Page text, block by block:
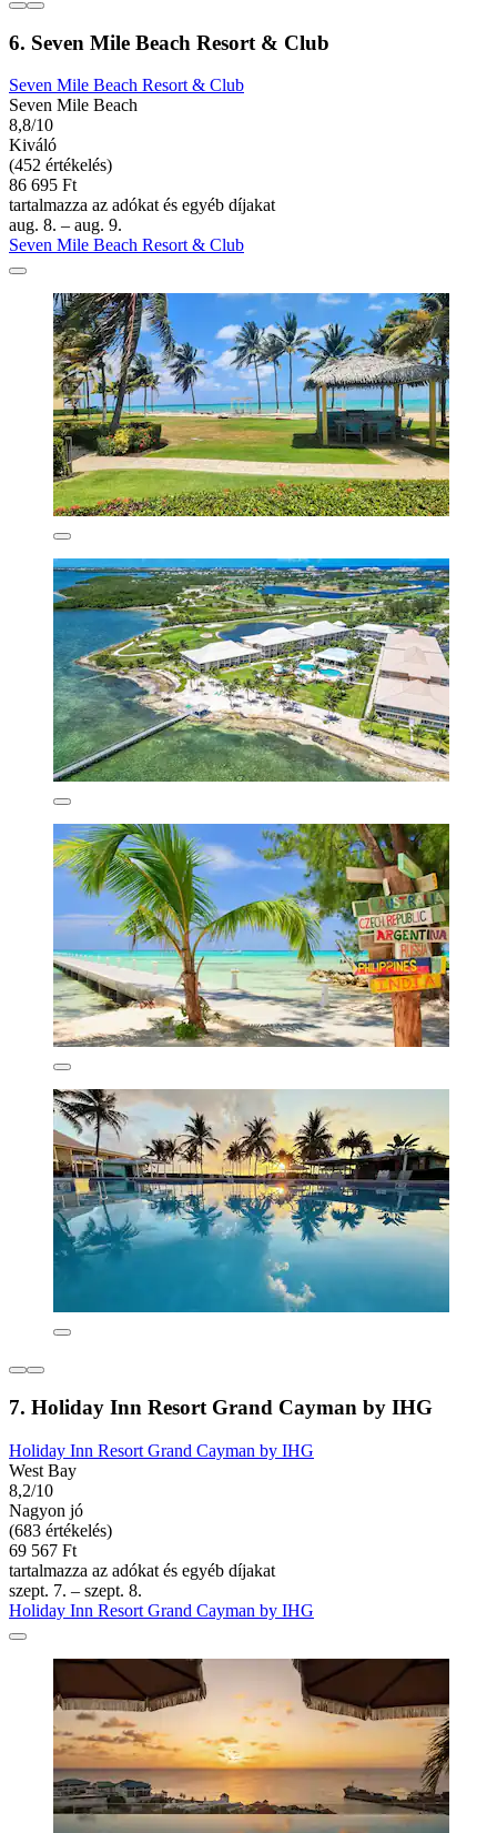
6. Seven Mile Beach Resort & Club
Seven Mile Beach Resort & Club
Seven Mile Beach
8,8/10
Kiváló
(452 értékelés)
86 695 Ft
tartalmazza az adókat és egyéb díjakat
aug. 8. – aug. 9.
Seven Mile Beach Resort & Club
7. Holiday Inn Resort Grand Cayman by IHG
Holiday Inn Resort Grand Cayman by IHG
West Bay
8,2/10
Nagyon jó
(683 értékelés)
69 567 Ft
tartalmazza az adókat és egyéb díjakat
szept. 7. – szept. 8.
Holiday Inn Resort Grand Cayman by IHG